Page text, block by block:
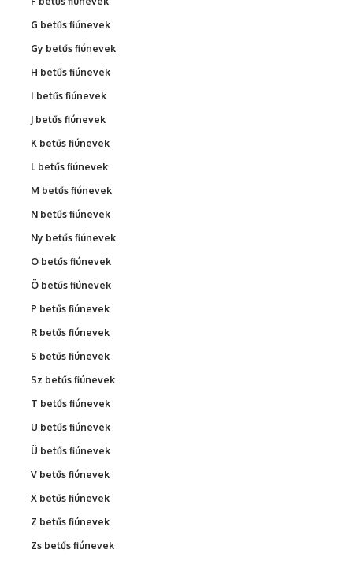
G betűs fiúnevek
Gy betűs fiúnevek
H betűs fiúnevek
I betűs fiúnevek
J betűs fiúnevek
K betűs fiúnevek
L betűs fiúnevek
M betűs fiúnevek
N betűs fiúnevek
Ny betűs fiúnevek
O betűs fiúnevek
Ö betűs fiúnevek
P betűs fiúnevek
R betűs fiúnevek
S betűs fiúnevek
Sz betűs fiúnevek
T betűs fiúnevek
U betűs fiúnevek
Ü betűs fiúnevek
V betűs fiúnevek
X betűs fiúnevek
Z betűs fiúnevek
Zs betűs fiúnevek